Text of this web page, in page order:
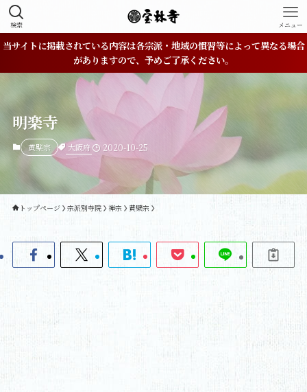
検索 メニュー
当サイトに掲載されている内容は各宗派・地域の慣習等によって異なる場合
がありますので、予めご了承ください。
明楽寺
黄檗宗 大阪府 2020-10-25
トップページ 宗派別寺院 禅宗 黄檗宗